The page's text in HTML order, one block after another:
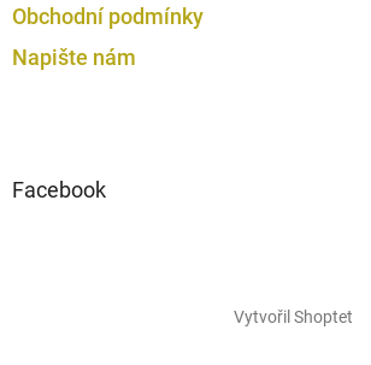
Obchodní podmínky
Napište nám
Facebook
Vytvořil Shoptet